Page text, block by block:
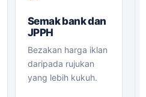
Semak bank dan
JPPH
Bezakan harga iklan
daripada rujukan
yang lebih kukuh.